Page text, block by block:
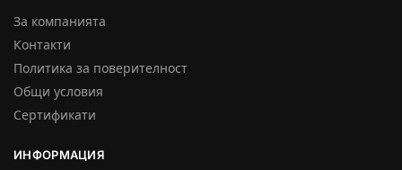
За компанията
Контакти
Политика за поверителност
Общи условия
Сертификати
ИНФОРМАЦИЯ